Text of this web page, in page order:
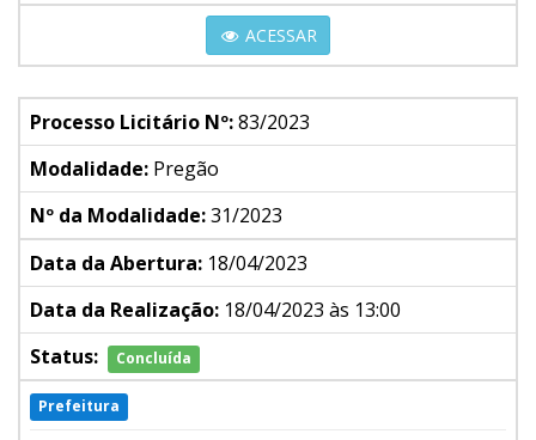
ACESSAR
Processo Licitário Nº:83/2023
Modalidade: Pregão
Nº da Modalidade:31/2023
Data da Abertura: 18/04/2023
Data da Realização: 18/04/2023 às 13:00
Status:
Concluída
Prefeitura